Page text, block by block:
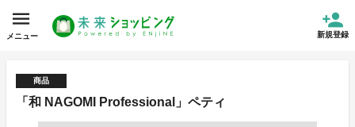
メニュー 新規登録
商品
「和 NAGOMI Professional」ペティ